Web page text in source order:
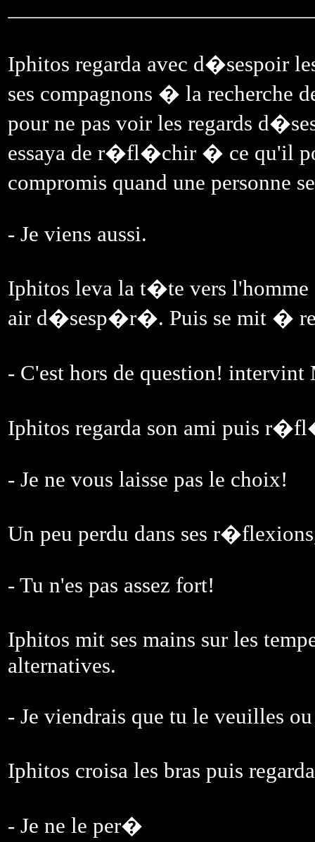
Iphitos regarda avec d�sespoir
ses compagnons � la recherche
pour ne pas voir les regards
essaya de r�fl�chir � ce qu'il
compromis quand une personne
- Je viens aussi.
Iphitos leva la t�te vers
air d�sesp�r�. Puis se mit �
- C'est hors de question!
Iphitos regarda son ami puis
- Je ne vous laisse pas le choix!
Un peu perdu dans ses
- Tu n'es pas assez fort!
Iphitos mit ses mains sur les
alternatives.
- Je viendrais que tu le veuilles
Iphitos croisa les bras puis
- Je ne le per�